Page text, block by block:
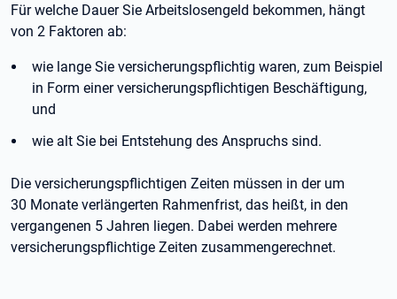
Für welche Dauer Sie Arbeitslosengeld bekommen, hängt
von 2 Faktoren ab:
wie lange Sie versicherungspflichtig waren, zum Beispiel
in Form einer versicherungspflichtigen Beschäftigung,
und
wie alt Sie bei Entstehung des Anspruchs sind.
Die versicherungspflichtigen Zeiten müssen in der um
30 Monate verlängerten Rahmenfrist, das heißt, in den
vergangenen 5 Jahren liegen. Dabei werden mehrere
versicherungspflichtige Zeiten zusammengerechnet.